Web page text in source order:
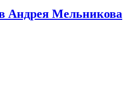
Андрея Мельникова